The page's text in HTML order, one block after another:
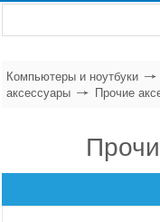
Компьютеры и ноутбуки
аксессуары
Прочие